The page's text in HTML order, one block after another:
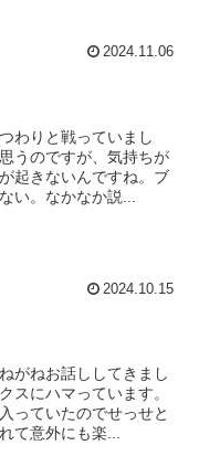
2024.11.06
わりと戦っていまし
うのですが、気持ちが
起きないんですね。ブ
い。なかなか説...
2024.10.15
がねお話ししてきまし
スにハマっています。
っていたのでせっせと
て意外にも楽...